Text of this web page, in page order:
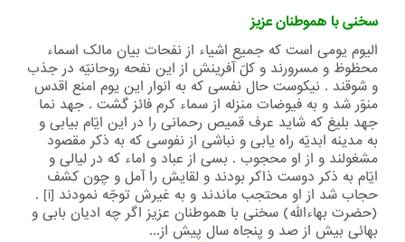
برایِ
ایرانی
آزاد
و
آباد
سخنی با هموطنان عزیز
اليوم يومی است که جميع اشياء از نفحات بيان مالک اسماء
محظوظ و مسرورند و کلّ آفرينش از اين نفحه روحانيّه در جذب
و شوقند . نيکوست حال نفسی که به انوار اين يوم امنع اقدس
منوّر شد و به فيوضات منزله از سماء کرم فائز گشت . جهد نما
جهد بليغ که شايد عرف قميص رحمانی را در اين ايّام بيابی و
به مدينه ابديّه راه يابی و نباشی از نفوسی که به ذکر مقصود
مشغولند و از او محجوب . بسی از عباد و اماء که در ليالی و
ايّام به ذکر دوست ذاکر بودند و لقايش را آمل و چون کشف
حجاب شد از او محتجب ماندند و به غيرش توجّه نمودند [i] .
(حضرت بهاءالله) سخنی با هموطنان عزیز اگر چه ادیان بابی و
بهائی بیش از صد و پنجاه سال پیش از...